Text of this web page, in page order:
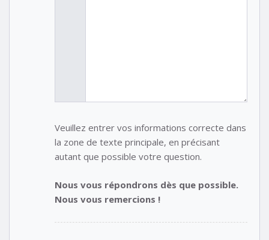
Veuillez entrer vos informations correcte dans
la zone de texte principale, en précisant
autant que possible votre question.
Nous vous répondrons dès que possible.
Nous vous remercions !